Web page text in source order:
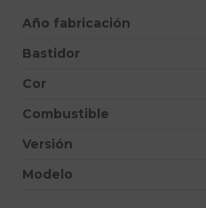
Año fabricación
Bastidor
Cor
Combustible
Versión
Modelo